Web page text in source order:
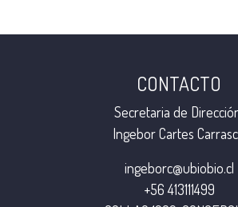
CONTACTO
Secretaria de
Ingebor Cartes
ingeborc@ubiobio.cl
+56 413111499